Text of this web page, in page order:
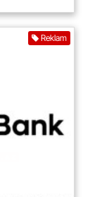
Reklam